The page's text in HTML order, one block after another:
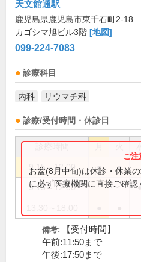
天文館通駅
鹿児島県鹿児島市東千石町2-18
カゴシマ旭ビル3階 [地図]
099-224-7083
診療科目
内科 リウマチ科
診療/受付時間・休診日
9:15～12:00 ● ●
9:15～12:30
お盆(8月中旬)は休診・休業
に必ず医療機関に直接ご確認
備考:
【受付時間】
午前:11:50まで
午後:17:50まで